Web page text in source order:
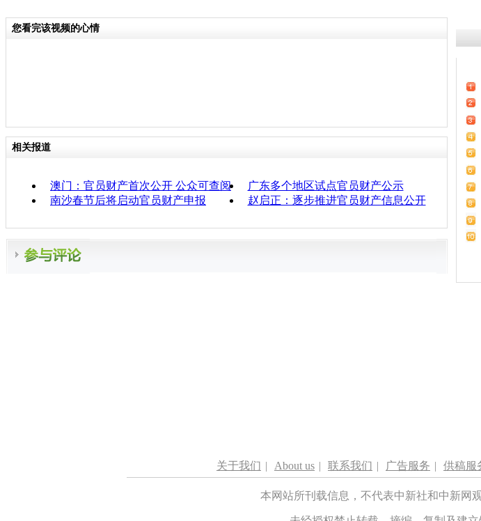
您看完该视频的心情
相关报道
澳门：官员财产首次公开 公众可查阅
广东多个地区试点官员财产公示
南沙春节后将启动官员财产申报
赵启正：逐步推进官员财产信息公开
关于我们 | About us | 联系我们 | 广告服务 | 供稿服
本网站所刊载信息，不代表中新社和中新网